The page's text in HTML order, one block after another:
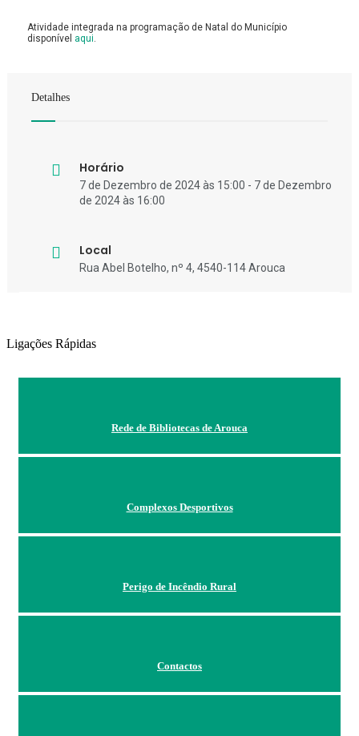
Atividade integrada na programação de Natal do Município
disponível aqui
Detalhes
Horário
7 de Dezembro de 2024 às 15:00 - 7 de Dezembro
de 2024 às 16:00
Local
Rua Abel Botelho, nº 4, 4540-114 Arouca
Ligações Rápidas
Rede de Bibliotecas de Arouca
Complexos Desportivos
Perigo de Incêndio Rural
Contactos